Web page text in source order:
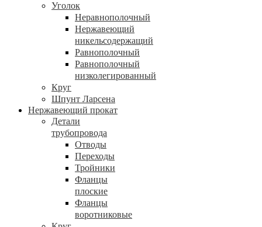
Уголок
Неравнополочный
Нержавеющий
никельсодержащий
Равнополочный
Равнополочный
низколегированный
Круг
Шпунт Ларсена
Нержавеющий прокат
Детали
трубопровода
Отводы
Переходы
Тройники
Фланцы
плоские
Фланцы
воротниковые